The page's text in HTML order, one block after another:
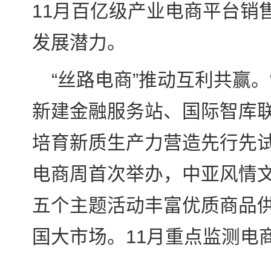
11月百亿级产业电商平台销
发展潜力。
“丝路电商”推动互利共赢
新建金融服务站、国际智库
培育新质生产力营造先行先
电商周首次举办，中亚风情
五个主题活动丰富优质商品
国大市场。11月重点监测电